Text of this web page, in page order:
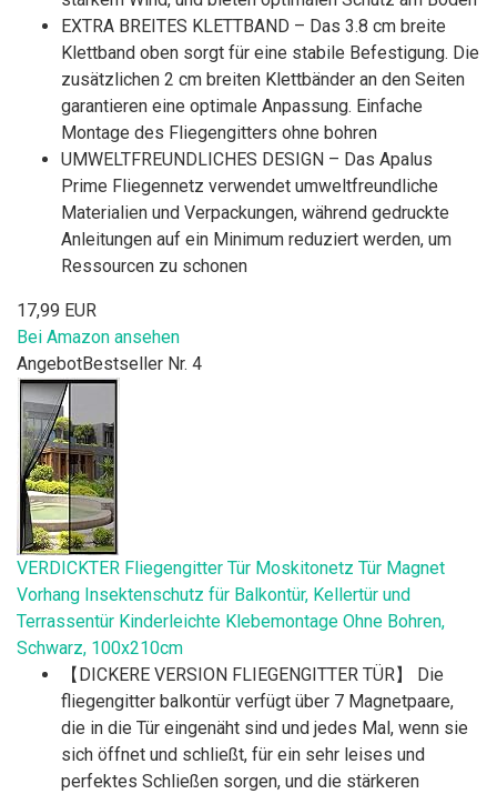
EXTRA BREITES KLETTBAND – Das 3.8 cm breite
Klettband oben sorgt für eine stabile Befestigung. Die
zusätzlichen 2 cm breiten Klettbänder an den Seiten
garantieren eine optimale Anpassung. Einfache
Montage des Fliegengitters ohne bohren
UMWELTFREUNDLICHES DESIGN – Das Apalus
Prime Fliegennetz verwendet umweltfreundliche
Materialien und Verpackungen, während gedruckte
Anleitungen auf ein Minimum reduziert werden, um
Ressourcen zu schonen
17,99 EUR
Bei Amazon ansehen
AngebotBestseller Nr. 4
VERDICKTER Fliegengitter Tür Moskitonetz Tür Magnet
Vorhang Insektenschutz für Balkontür, Kellertür und
Terrassentür Kinderleichte Klebemontage Ohne Bohren,
Schwarz, 100x210cm
【DICKERE VERSION FLIEGENGITTER TÜR】 Die
fliegengitter balkontür verfügt über 7 Magnetpaare,
die in die Tür eingenäht sind und jedes Mal, wenn sie
sich öffnet und schließt, für ein sehr leises und
perfektes Schließen sorgen, und die stärkeren